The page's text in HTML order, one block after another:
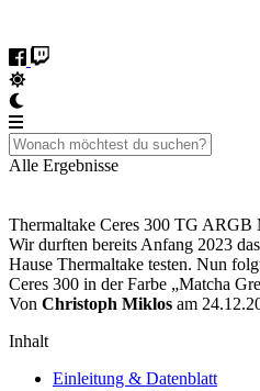
Alle Ergebnisse
Thermaltake Ceres 300 TG ARGB
Wir durften bereits Anfang 2023
Hause Thermaltake testen. Nun
Ceres 300 in der Farbe „Matcha
Von Christoph Miklos am
Inhalt
Einleitung & Datenblatt